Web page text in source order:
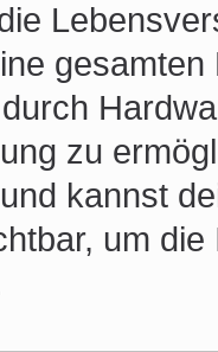
zu
kannst
um